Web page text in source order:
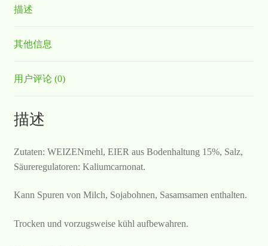
描述
其他信息
用户评论 (0)
描述
Zutaten: WEIZENmehl, EIER aus Bodenhaltung 15%, Salz,
Säureregulatoren: Kaliumcarnonat.
Kann Spuren von Milch, Sojabohnen, Sasamsamen enthalten.
Trocken und vorzugsweise kühl aufbewahren.